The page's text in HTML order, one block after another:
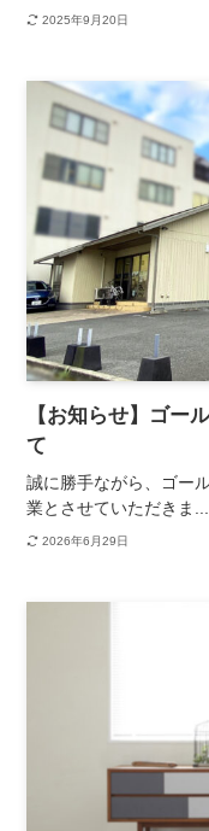
2025年9月20日
【お知らせ】ゴー
て
誠に勝手ながら、ゴー
業とさせていただきま...
2026年6月29日